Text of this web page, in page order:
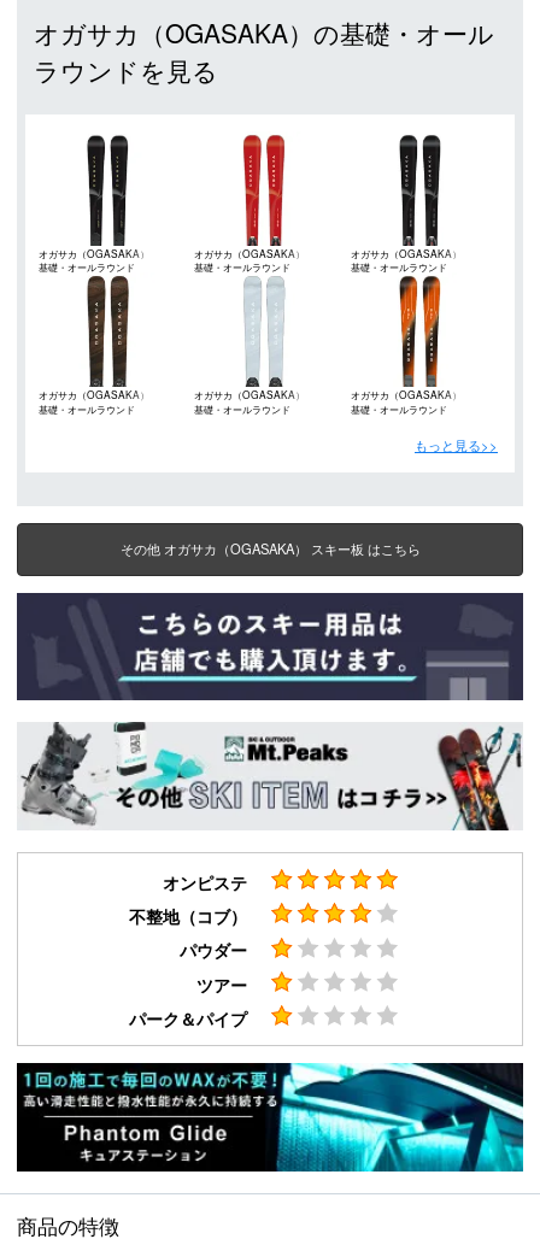
オガサカ（OGASAKA）の基礎・オール
ラウンドを見る
オガサカ（OGASAKA）
基礎・オールラウンド
オガサカ（OGASAKA）
基礎・オールラウンド
オガサカ（OGASAKA）
基礎・オールラウンド
オガサカ（OGASAKA）
基礎・オールラウンド
オガサカ（OGASAKA）
基礎・オールラウンド
オガサカ（OGASAKA）
基礎・オールラウンド
もっと見る>>
その他 オガサカ（OGASAKA） スキー板 はこちら
オンピステ
不整地（コブ）
パウダー
ツアー
パーク＆パイプ
商品の特徴